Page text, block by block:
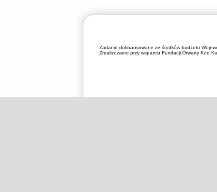
Zadanie dofinansowane ze środków budżetu
Zrealizowano przy wsparciu Fundacji Otwarty Kod